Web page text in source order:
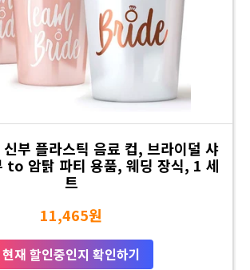
부 플라스틱 음료 컵, 브라이덜 샤
to 암탉 파티 용품, 웨딩 장식, 1 세
트
11,465원
현재 할인중인지 확인하기